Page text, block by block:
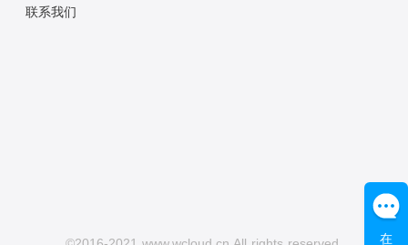
联系我们
在